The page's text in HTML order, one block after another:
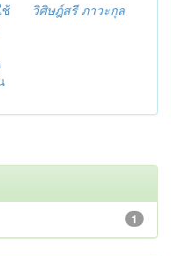
ช้
วิศิษฎ์สรี ภาวะกุล
1